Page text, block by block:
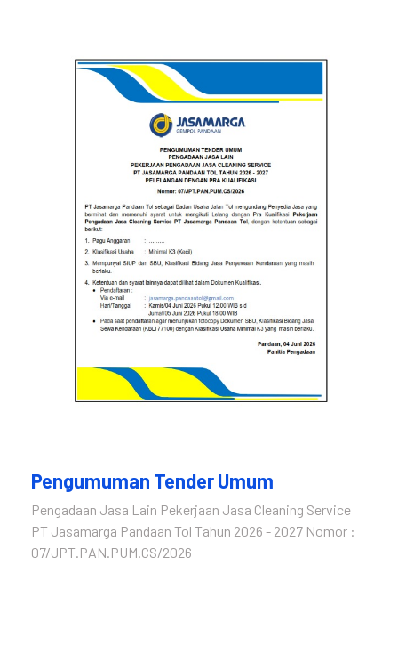
Pengumuman Tender Umum
Pengadaan Jasa Lain Pekerjaan Jasa Cleaning Service
PT Jasamarga Pandaan Tol Tahun 2026 - 2027 Nomor :
07/JPT.PAN.PUM.CS/2026